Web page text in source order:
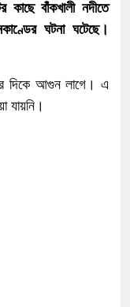
কাছে বাঁকখালী নদীতে
ঘটনা ঘটেছে।
দিকে আগুন লাগে। এ
যায়নি।